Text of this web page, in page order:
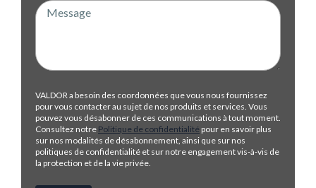
VALDOR a besoin des coordonnées que vous nous fournissez
pour vous contacter au sujet de nos produits et services. Vous
pouvez vous désabonner de ces communications à tout moment.
Consultez notre Politique de confidentialité pour en savoir plus
sur nos modalités de désabonnement, ainsi que sur nos
politiques de confidentialité et sur notre engagement vis-à-vis de
la protection et de la vie privée.